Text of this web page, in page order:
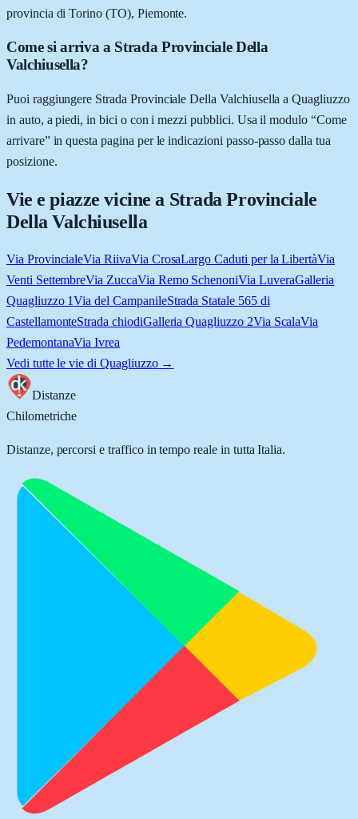
provincia di Torino (TO), Piemonte.
Come si arriva a Strada Provinciale Della
Valchiusella?
Puoi raggiungere Strada Provinciale Della Valchiusella a Quagliuzzo
in auto, a piedi, in bici o con i mezzi pubblici. Usa il modulo “Come
arrivare” in questa pagina per le indicazioni passo-passo dalla tua
posizione.
Vie e piazze vicine a Strada Provinciale
Della Valchiusella
Via ProvincialeVia RiivaVia CrosaLargo Caduti per la LibertàVia
Venti SettembreVia ZuccaVia Remo SchenoniVia LuveraGalleria
Quagliuzzo 1Via del CampanileStrada Statale 565 di
CastellamonteStrada chiodiGalleria Quagliuzzo 2Via ScalaVia
PedemontanaVia Ivrea
Vedi tutte le vie di Quagliuzzo→
Distanze
Chilometriche
Distanze, percorsi e traffico in tempo reale in tutta Italia.